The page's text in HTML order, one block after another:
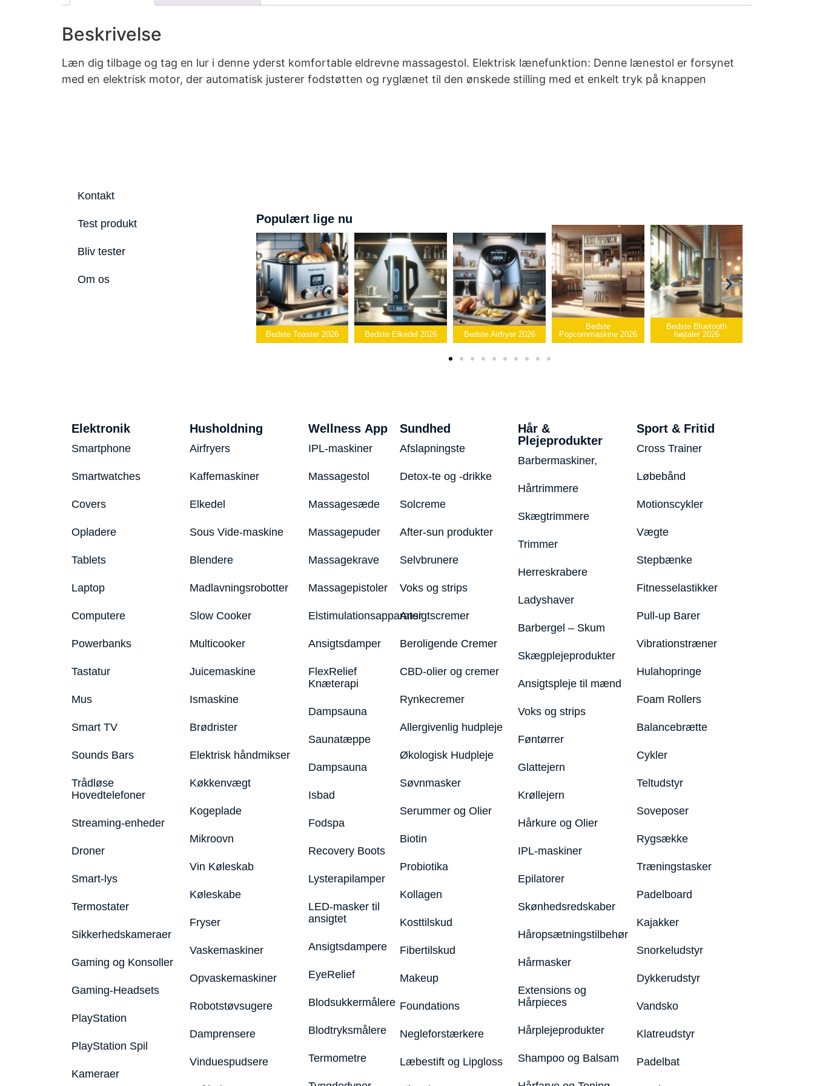
Beskrivelse
Læn dig tilbage og tag en lur i denne yderst komfortable eldrevne massagestol. Elektrisk lænefunktion: Denne lænestol er forsynet
med en elektrisk motor, der automatisk justerer fodstøtten og ryglænet til den ønskede stilling med et enkelt tryk på knappen
Kontakt
Test produkt
Bliv tester
Om os
Populært lige nu
Bedste Toaster 2026 Bedste Elkedel 2026 Bedste Airfryer 2026
Bedste
Popcornmaskine 2026
Bedste Bluetooth
højtaler 2026
Bedste infrarøde
varmepude 2026
Elektronik
Smartphone
Smartwatches
Covers
Opladere
Tablets
Laptop
Computere
Powerbanks
Tastatur
Mus
Smart TV
Sounds Bars
Trådløse
Hovedtelefoner
Streaming-enheder
Droner
Smart-lys
Termostater
Sikkerhedskameraer
Gaming og Konsoller
Gaming-Headsets
PlayStation
PlayStation Spil
Kameraer
Husholdning
Airfryers
Kaffemaskiner
Elkedel
Sous Vide-maskine
Blendere
Madlavningsrobotter
Slow Cooker
Multicooker
Juicemaskine
Ismaskine
Brødrister
Elektrisk håndmikser
Køkkenvægt
Kogeplade
Mikroovn
Vin Køleskab
Køleskabe
Fryser
Vaskemaskiner
Opvaskemaskiner
Robotstøvsugere
Damprensere
Vinduespudsere
Wellness App
IPL-maskiner
Massagestol
Massagesæde
Massagepuder
Massagekrave
Massagepistoler
Elstimulationsapparater
Ansigtsdamper
FlexRelief
Knæterapi
Dampsauna
Saunatæppe
Dampsauna
Isbad
Fodspa
Recovery Boots
Lysterapilamper
LED-masker til
ansigtet
Ansigtsdampere
EyeRelief
Blodsukkermålere
Blodtryksmålere
Termometre
Sundhed
Afslapningste
Detox-te og -drikke
Solcreme
After-sun produkter
Selvbrunere
Voks og strips
Ansigtscremer
Beroligende Cremer
CBD-olier og cremer
Rynkecremer
Allergivenlig hudpleje
Økologisk Hudpleje
Søvnmasker
Serummer og Olier
Biotin
Probiotika
Kollagen
Kosttilskud
Fibertilskud
Makeup
Foundations
Negleforstærkere
Læbestift og Lipgloss
Hår &
Plejeprodukter
Barbermaskiner,
Hårtrimmere
Skægtrimmere
Trimmer
Herreskrabere
Ladyshaver
Barbergel – Skum
Skægplejeprodukter
Ansigtspleje til mænd
Voks og strips
Føntørrer
Glattejern
Krøllejern
Hårkure og Olier
IPL-maskiner
Epilatorer
Skønhedsredskaber
Håropsætningstilbehør
Hårmasker
Extensions og
Hårpieces
Hårplejeprodukter
Shampoo og Balsam
Sport & Fritid
Cross Trainer
Løbebånd
Motionscykler
Vægte
Stepbænke
Fitnesselastikker
Pull-up Barer
Vibrationstræner
Hulahopringe
Foam Rollers
Balancebrætte
Cykler
Teltudstyr
Soveposer
Rygsække
Træningstasker
Padelboard
Kajakker
Snorkeludstyr
Dykkerudstyr
Vandsko
Klatreudstyr
Padelbat